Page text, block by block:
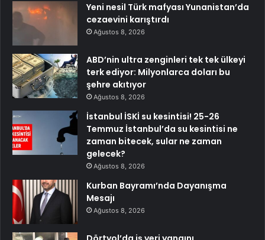
Yeni nesil Türk mafyası Yunanistan’da
cezaevini karıştırdı
Ağustos 8, 2026
ABD’nin ultra zenginleri tek tek ülkeyi
terk ediyor: Milyonlarca doları bu
şehre akıtıyor
Ağustos 8, 2026
İstanbul İSKİ su kesintisi! 25-26
Temmuz İstanbul’da su kesintisi ne
zaman bitecek, sular ne zaman
gelecek?
Ağustos 8, 2026
Kurban Bayramı’nda Dayanışma
Mesajı
Ağustos 8, 2026